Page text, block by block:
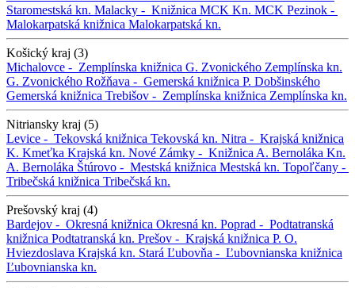
Staromestská kn. Malacky - Knižnica MCK Kn. MCK Pezinok -
Malokarpatská knižnica Malokarpatská kn.
Košický kraj (3)
Michalovce - Zemplínska knižnica G. Zvonického Zemplínska kn.
G. Zvonického Rožňava - Gemerská knižnica P. Dobšinského
Gemerská knižnica Trebišov - Zemplínska knižnica Zemplínska kn.
Nitriansky kraj (5)
Levice - Tekovská knižnica Tekovská kn. Nitra - Krajská knižnica
K. Kmeťka Krajská kn. Nové Zámky - Knižnica A. Bernoláka Kn.
A. Bernoláka Štúrovo - Mestská knižnica Mestská kn. Topoľčany -
Tribečská knižnica Tribečská kn.
Prešovský kraj (4)
Bardejov - Okresná knižnica Okresná kn. Poprad - Podtatranská
knižnica Podtatranská kn. Prešov - Krajská knižnica P. O.
Hviezdoslava Krajská kn. Stará Ľubovňa - Ľubovnianska knižnica
Ľubovnianska kn.